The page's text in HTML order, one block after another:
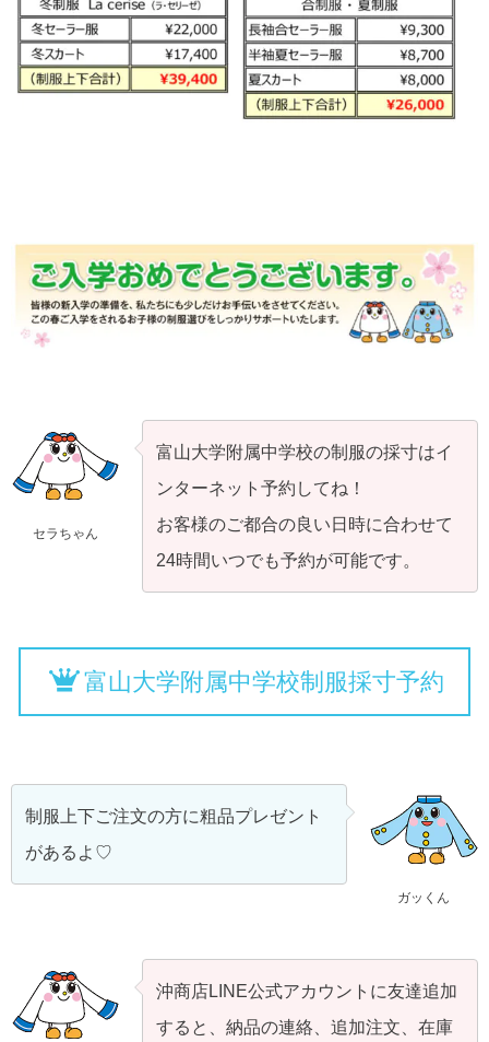
セラちゃん
富山大学附属中学校の制服の採寸はイ
ンターネット予約してね！
お客様のご都合の良い日時に合わせて
24時間いつでも予約が可能です。
富山大学附属中学校制服採寸予約
ガッくん
制服上下ご注文の方に粗品プレゼント
があるよ♡
沖商店LINE公式アカウントに友達追加
すると、納品の連絡、追加注文、在庫